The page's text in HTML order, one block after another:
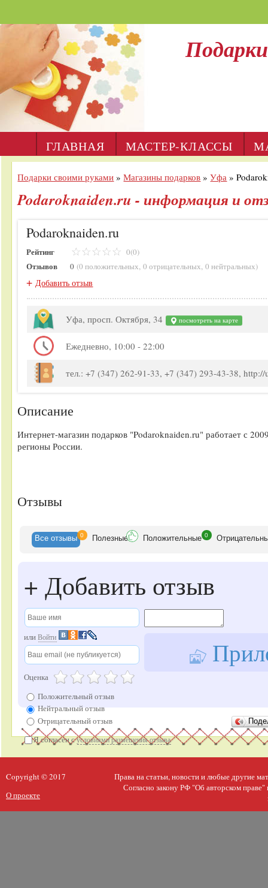
Подарки
ГЛАВНАЯ МАСТЕР-КЛАССЫ
Подарки своими руками »Магазины подарков »Уфа »
Podaroknaiden.ru - информация и
Podaroknaiden.ru
Рейтинг 0(0)
Отзывов 0 (0 положительных,0 отрицательных,0 нейтральных)
+ Добавить отзыв
Уфа, просп. Октября, 34 посмотреть на карте
Ежедневно, 10:00 - 22:00
тел.: +7 (347) 262-91-33, +7 (347) 293-43-38,
Описание
Интернет-магазин подарков "Podaroknaiden.ru" работает с
регионы России.
Отзывы
Все отзывы 0 Полезные Положительные 0
+ Добавить отзыв
илиВойти
Оценка
Положительный отзыв
Нейтральный отзыв
Отрицательный отзыв
Я согласен сусловиями размещения отзыва
Copyright © 2017
О проекте
Права на статьи, новости и любые другие
Согласно закону РФ "Об авторском